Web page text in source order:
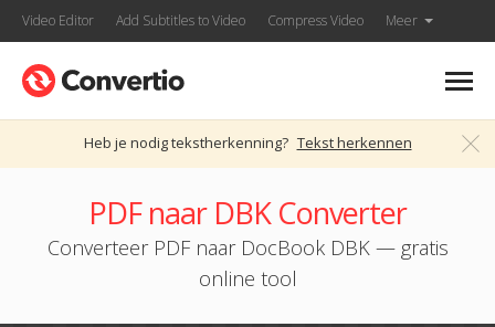
Video Editor Add Subtitles to Video Compress Video Meer
Heb je nodig tekstherkenning? Tekst herkennen
PDF naar DBK Converter
Converteer PDF naar DocBook DBK — gratis
online tool